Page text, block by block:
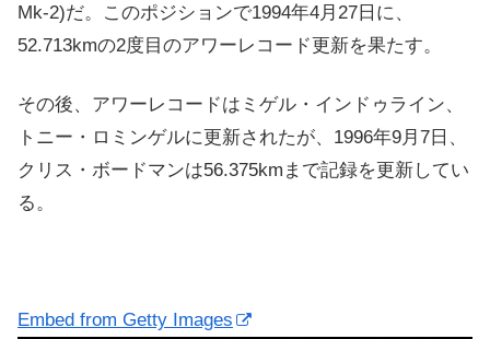
Mk-2)だ。このポジションで1994年4月27日に、
52.713kmの2度目のアワーレコード更新を果たす。
その後、アワーレコードはミゲル・インドゥライン、
トニー・ロミンゲルに更新されたが、1996年9月7日、
クリス・ボードマンは56.375kmまで記録を更新してい
る。
Embed from Getty Images